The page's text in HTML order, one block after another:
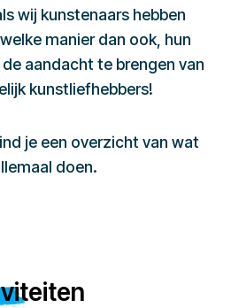
wij kunstenaars hebben
manier dan ook, hun
aandacht te brengen van
kunstliefhebbers!
je een overzicht van wat
doen.